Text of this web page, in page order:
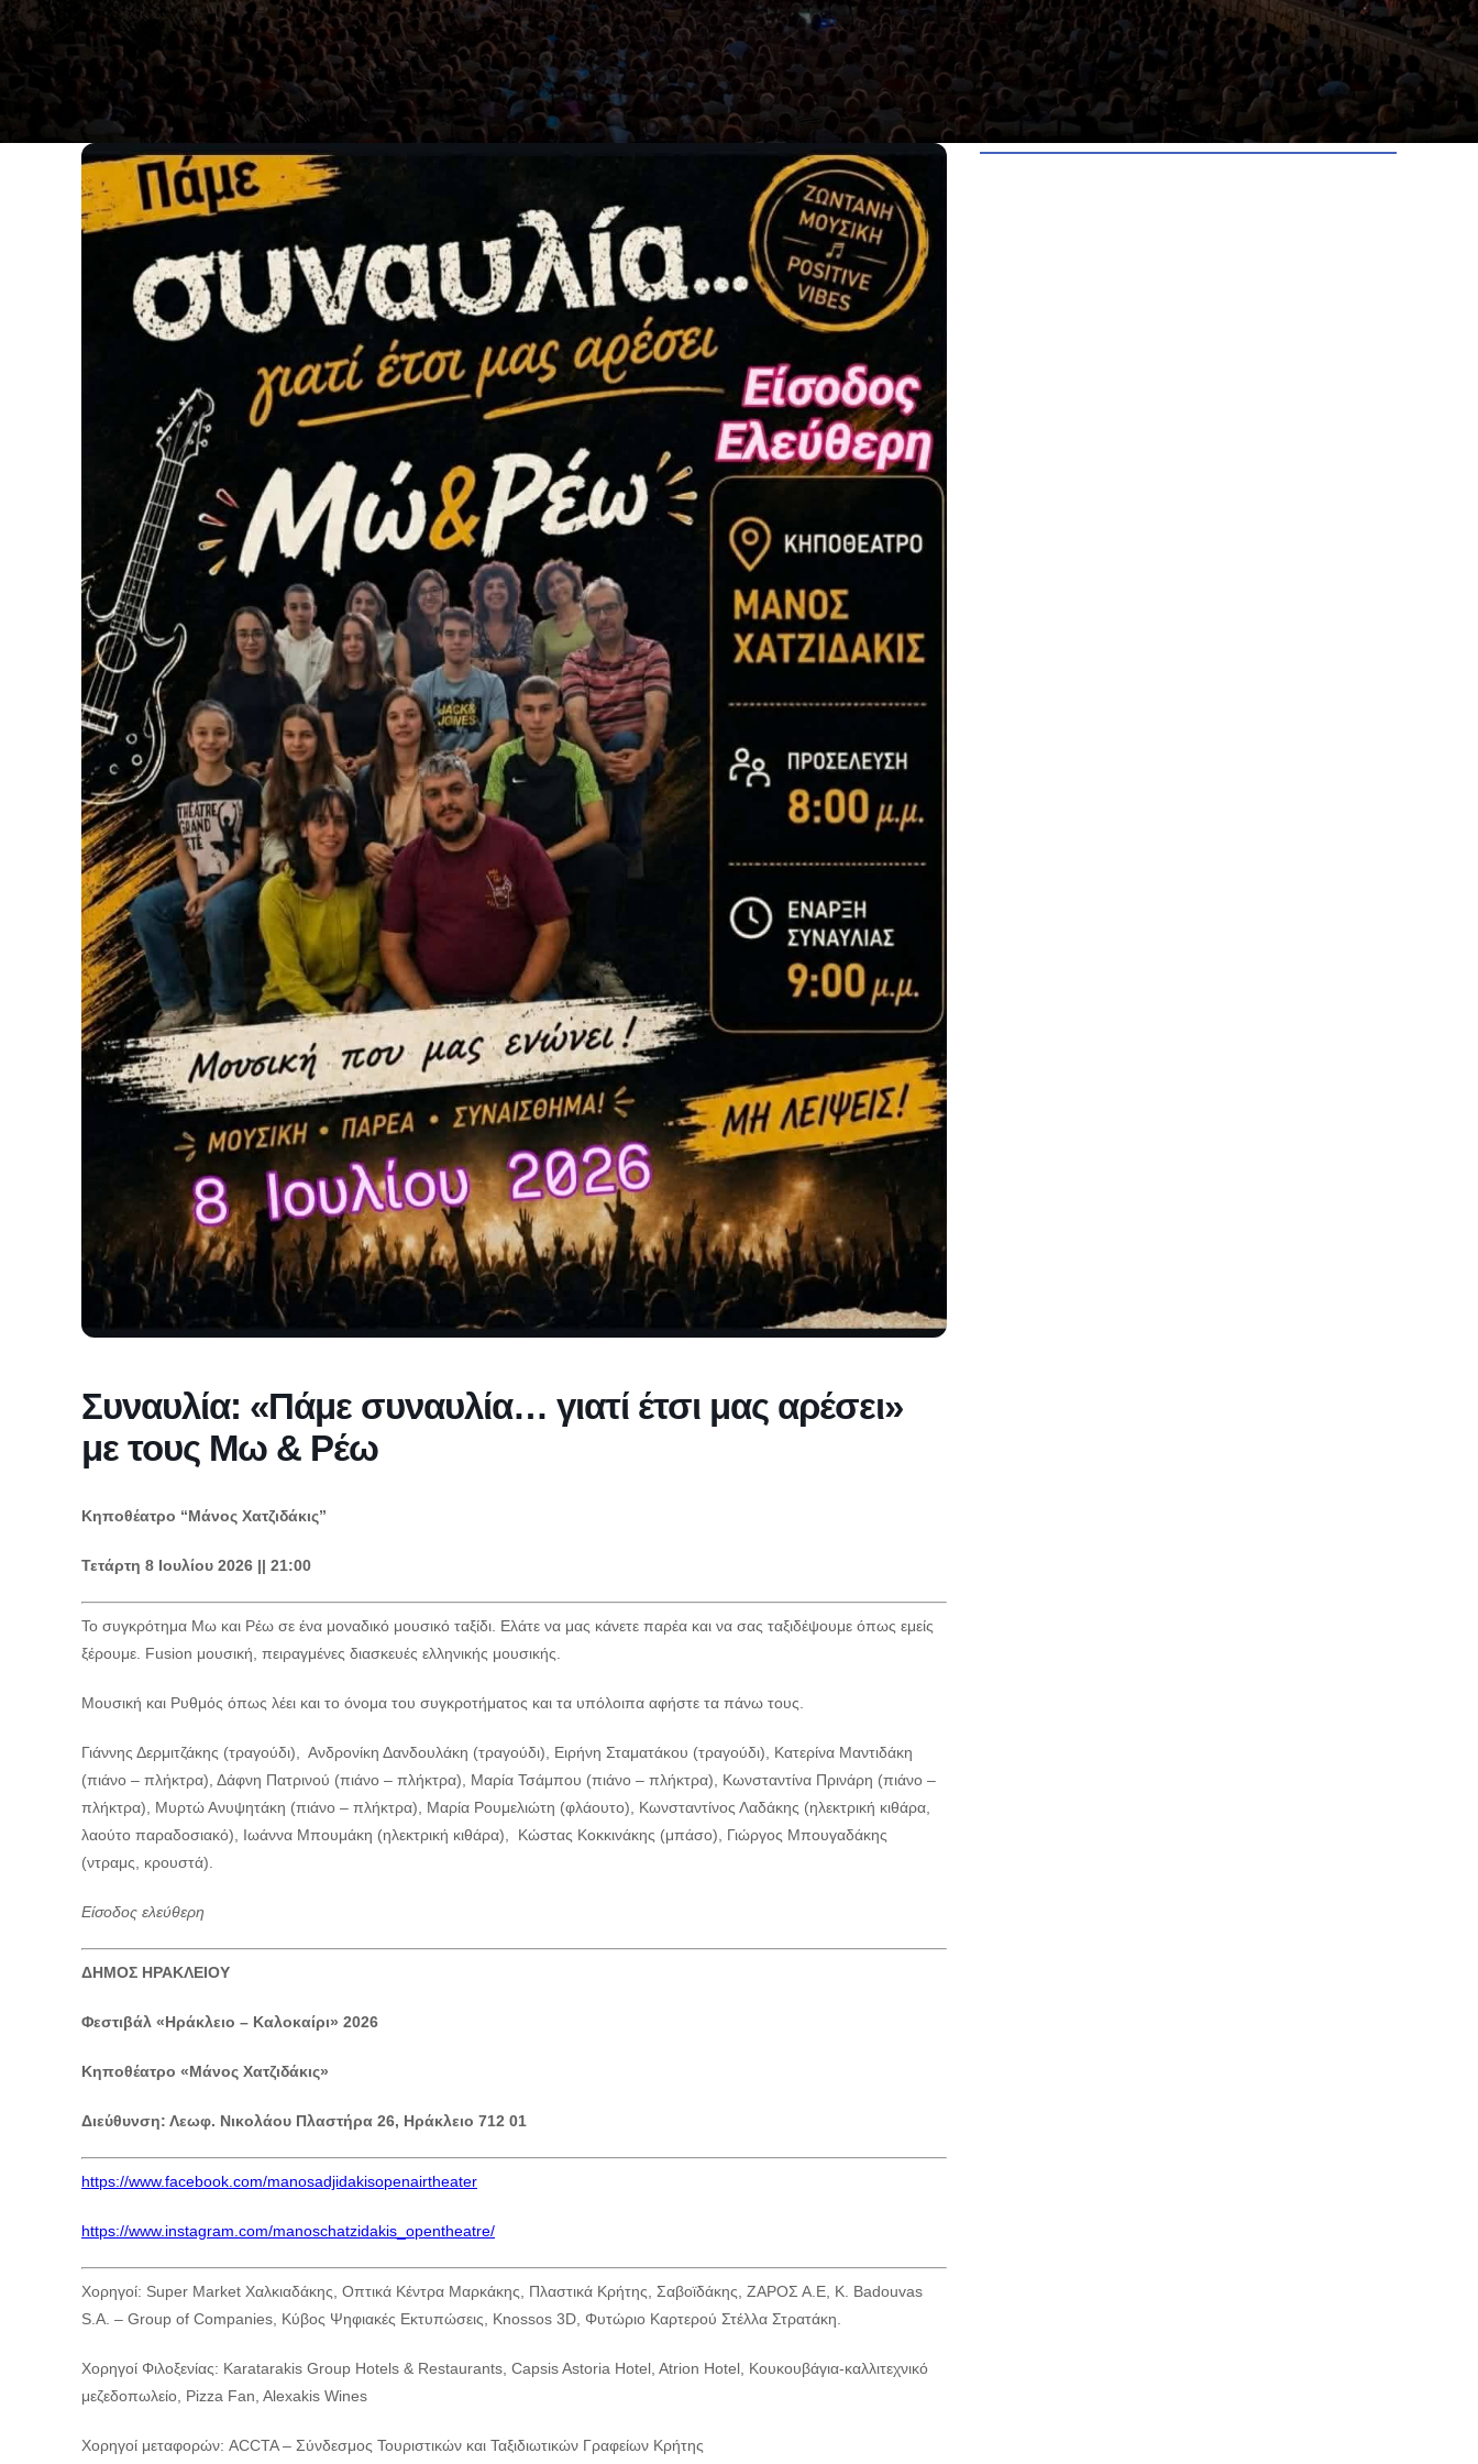
Συναυλία: «Πάμε συναυλία… γιατί έτσι μας αρέσει»
με τους Μω & Ρέω
Κηποθέατρο “Μάνος Χατζιδάκις”
Τετάρτη 8 Ιουλίου 2026 || 21:00
Το συγκρότημα Μω και Ρέω σε ένα μοναδικό μουσικό ταξίδι. Ελάτε να μας κάνετε παρέα και να σας ταξιδέψουμε όπως εμείς
ξέρουμε. Fusion μουσική, πειραγμένες διασκευές ελληνικής μουσικής.
Μουσική και Ρυθμός όπως λέει και το όνομα του συγκροτήματος και τα υπόλοιπα αφήστε τα πάνω τους.
Γιάννης Δερμιτζάκης (τραγούδι), Ανδρονίκη Δανδουλάκη (τραγούδι), Ειρήνη Σταματάκου (τραγούδι), Κατερίνα Μαντιδάκη
(πιάνο – πλήκτρα), Δάφνη Πατρινού (πιάνο – πλήκτρα), Μαρία Τσάμπου (πιάνο – πλήκτρα), Κωνσταντίνα Πρινάρη (πιάνο –
πλήκτρα), Μυρτώ Ανυψητάκη (πιάνο – πλήκτρα), Μαρία Ρουμελιώτη (φλάουτο), Κωνσταντίνος Λαδάκης (ηλεκτρική κιθάρα,
λαούτο παραδοσιακό), Ιωάννα Μπουμάκη (ηλεκτρική κιθάρα), Κώστας Κοκκινάκης (μπάσο), Γιώργος Μπουγαδάκης
(ντραμς, κρουστά).
Είσοδος ελεύθερη
ΔΗΜΟΣ ΗΡΑΚΛΕΙΟΥ
Φεστιβάλ «Ηράκλειο – Καλοκαίρι» 2026
Κηποθέατρο «Μάνος Χατζιδάκις»
Διεύθυνση: Λεωφ. Νικολάου Πλαστήρα 26, Ηράκλειο 712 01
https://www.facebook.com/manosadjidakisopenairtheater
https://www.instagram.com/manoschatzidakis_opentheatre/
Χορηγοί: Super Market Χαλκιαδάκης, Οπτικά Κέντρα Μαρκάκης, Πλαστικά Κρήτης, Σαβοϊδάκης, ΖΑΡΟΣ Α.Ε, K. Badouvas
S.A. – Group of Companies, Κύβος Ψηφιακές Εκτυπώσεις, Knossos 3D, Φυτώριο Καρτερού Στέλλα Στρατάκη.
Χορηγοί Φιλοξενίας: Karatarakis Group Hotels & Restaurants, Capsis Astoria Hotel, Atrion Hotel, Κουκουβάγια-καλλιτεχνικό
μεζεδοπωλείο, Pizza Fan, Alexakis Wines
Χορηγοί μεταφορών: ACCTA – Σύνδεσμος Τουριστικών και Ταξιδιωτικών Γραφείων Κρήτης